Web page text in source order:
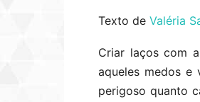
Texto de Valéria
Criar laços com
aqueles medos e
perigoso quanto